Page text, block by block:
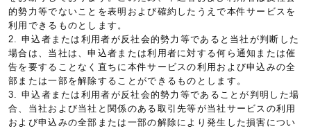
的勢力等でないことを表明および確約したうえで本件サービスを
利用できるものとします。
2. 申込者または利用者が反社会的勢力等であると当社が判断した
場合は、当社は、申込者または利用者に対する何ら通知または催
告を要することなく直ちに本件サービスの利用および申込みの全
部または一部を解除することができるものとします。
3. 申込者または利用者が反社会的勢力等であることが判明した場
合、当社および当社と関係のある取引先等が当社サービスの利用
および申込みの全部または一部の解除により発生した損害につい